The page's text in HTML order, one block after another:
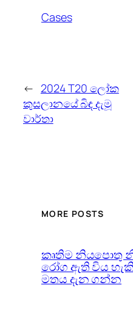
Cases
← 2024 T20 ලෝක
කුසලානයේ බිඳ දැමූ
වාර්තා
MORE POSTS
කෘතිම නියපොතු
රෝග ඇති විය
මතය දැන ගන්න